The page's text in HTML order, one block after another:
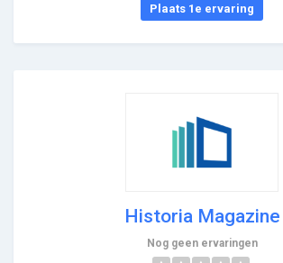
Plaats 1e ervaring
Historia Magazine
Nog geen ervaringen